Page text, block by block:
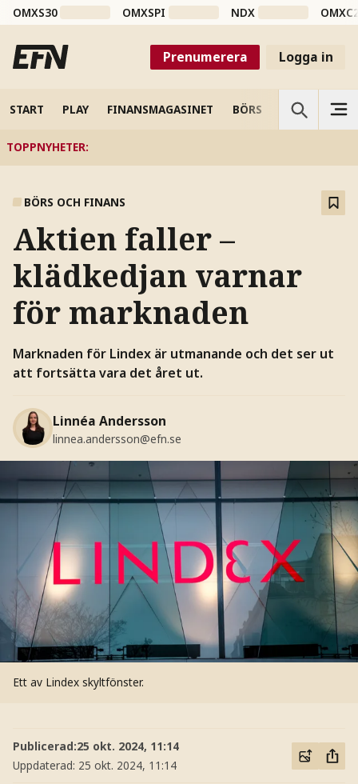
OMXS30 OMXSPI NDX
Prenumerera Logga in
START PLAY FINANSMAGASINET BÖRS VETENSKAP
TOPPNYHETER:
BÖRS OCH FINANS
Aktien faller –
klädkedjan varnar
för marknaden
Marknaden för Lindex är utmanande och det ser ut
att fortsätta vara det året ut.
Linnéa Andersson
linnea.andersson@efn.se
Ett av Lindex skyltfönster.
Publicerad:25 okt. 2024, 11:14
Uppdaterad: 25 okt. 2024, 11:14